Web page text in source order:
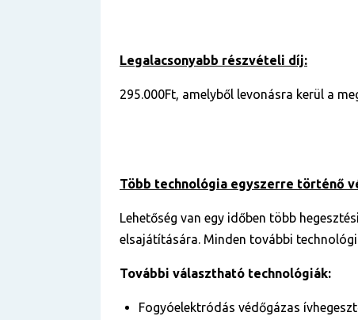
Legalacsonyabb részvételi díj:
295.000Ft, amelyből levonásra kerül a
Több technológia egyszerre történő
Lehetőség van egy időben több
elsajátítására. Minden további
További választható technológiák:
Fogyóelektródás védőgázas